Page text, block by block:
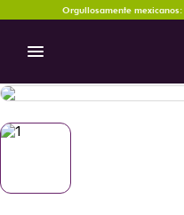
Orgullosamente